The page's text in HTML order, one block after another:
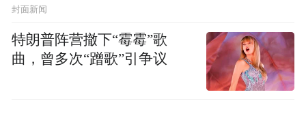
封面新闻
特朗普阵营撤下“霉霉”歌
曲，曾多次“蹭歌”引争议